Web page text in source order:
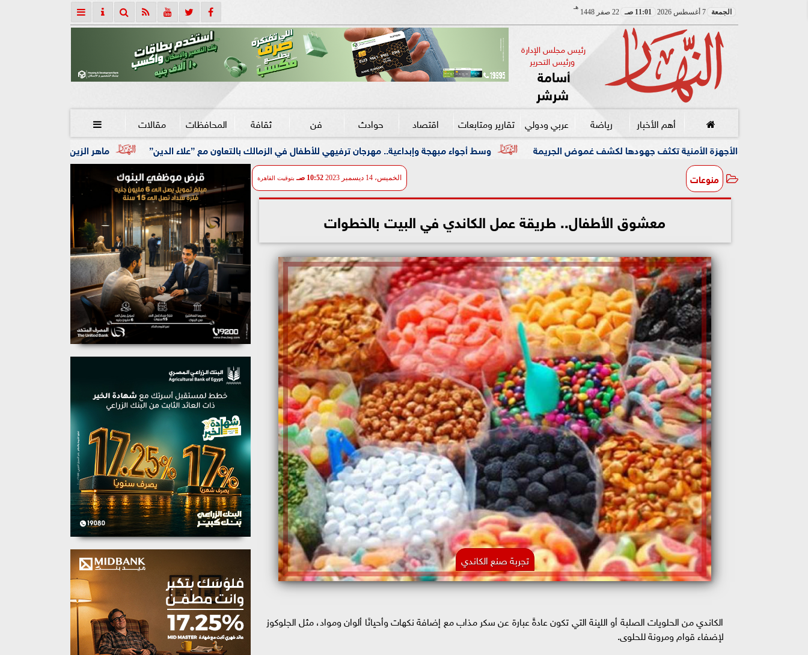
الجمعة 7 أغسطس 2026 11:01 صـ 22 صفر 1448
هـ
رئيس مجلس الإدارة
ورئيس التحرير
أسامة
شرشر
أهم الأخبار رياضة عربي ودولي تقارير ومتابعات اقتصاد حوادث فن ثقافة المحافظات مقالات 
ماهر الزين: 25 حافلة تُعيد 1250 سودانيًا ضمن الفوج الـ41.. والالتزام بوثائق السفر عزز انسيابية العودة الطوعية وسط أجواء مبهجة وإبداعية.. مهرجان ترفيهي للأطفال في الزمالك بالتعاون مع ”علاء الدين” الأمنية تكثف جهودها لكشف غموض الجريمة
منوعات الخميس، 14 ديسمبر 2023 10:52 صـ بتوقيت القاهرة
معشوق الأطفال.. طريقة عمل الكاندي في البيت بالخطوات
تجربة صنع الكاندي
الكاندي من الحلويات الصلبة أو اللينة التي تكون عادةً عبارة عن سكر مذاب مع إضافة نكهات وأحيانًا ألوان ومواد، مثل الجلوكوز
لإضفاء قوام ومرونة للحلوى.